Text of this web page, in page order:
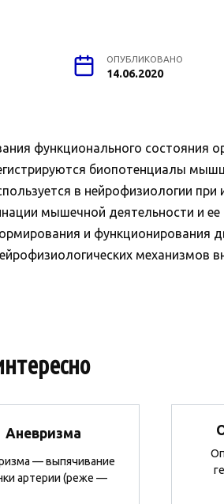
ОПУБЛИКОВАНО
14.06.2020
функционального состояния
биопотенциалы
в нейрофизиологии при
мышечной деятельности и ее
и функционирования
механизмов
Аневризма
— выпячивание
артерии (реже —